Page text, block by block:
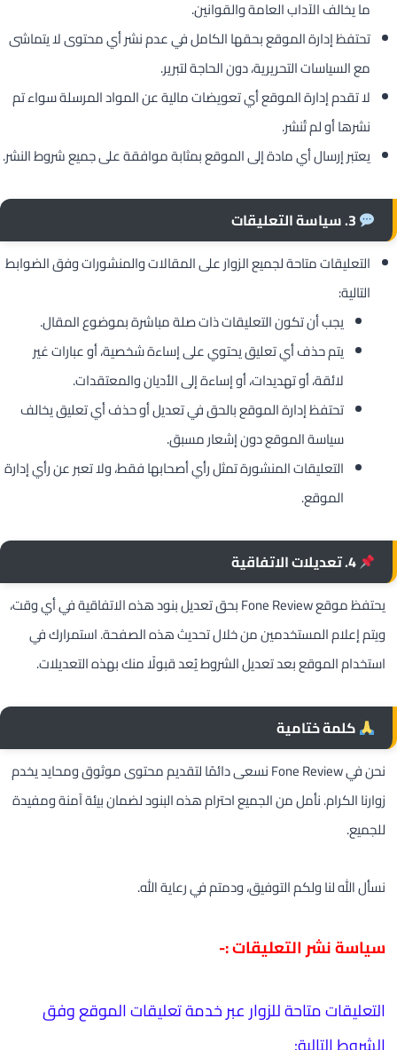
ما يخالف الآداب العامة والقوانين.
تحتفظ إدارة الموقع بحقها الكامل في عدم نشر أي محتوى لا يتماشى
مع السياسات التحريرية، دون الحاجة لتبرير.
لا تقدم إدارة الموقع أي تعويضات مالية عن المواد المرسلة سواء تم
نشرها أو لم تُنشر.
يعتبر إرسال أي مادة إلى الموقع بمثابة موافقة على جميع شروط النشر.
3. سياسة التعليقات
التعليقات متاحة لجميع الزوار على المقالات والمنشورات وفق الضوابط
التالية:
يجب أن تكون التعليقات ذات صلة مباشرة بموضوع المقال.
يتم حذف أي تعليق يحتوي على إساءة شخصية، أو عبارات غير
لائقة، أو تهديدات، أو إساءة إلى الأديان والمعتقدات.
تحتفظ إدارة الموقع بالحق في تعديل أو حذف أي تعليق يخالف
سياسة الموقع دون إشعار مسبق.
التعليقات المنشورة تمثل رأي أصحابها فقط، ولا تعبر عن رأي إدارة
الموقع.
4. تعديلات الاتفاقية
يحتفظ موقع Fone Review بحق تعديل بنود هذه الاتفاقية في أي وقت،
ويتم إعلام المستخدمين من خلال تحديث هذه الصفحة. استمرارك في
استخدام الموقع بعد تعديل الشروط يُعد قبولًا منك بهذه التعديلات.
كلمة ختامية
نحن في Fone Review نسعى دائمًا لتقديم محتوى موثوق ومحايد يخدم
زوارنا الكرام. نأمل من الجميع احترام هذه البنود لضمان بيئة آمنة ومفيدة
للجميع.
نسأل الله لنا ولكم التوفيق، ودمتم في رعاية الله.
سياسة نشر التعليقات :-
التعليقات متاحة للزوار عبر خدمة تعليقات الموقع وفق